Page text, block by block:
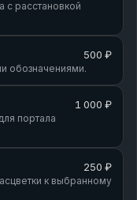
с расстановкой
500 ₽
обозначениями.
1 000 ₽
портала
250 ₽
к выбранному